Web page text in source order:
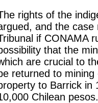
rights of the
and the
if CONAMA
that the
are crucial to
returned to
to Barrick in
Chilean pesos.